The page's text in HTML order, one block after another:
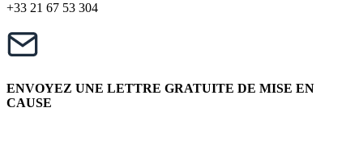
+33 21 67 53 304
ENVOYEZ UNE LETTRE GRATUITE DE MISE EN
CAUSE